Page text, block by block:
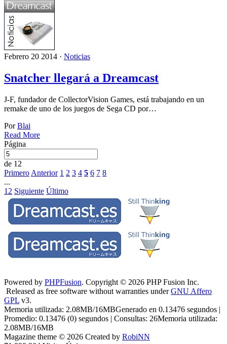
Febrero 20 2014 · Noticias
Snatcher llegará a Dreamcast
J-F, fundador de CollectorVision Games, está trabajando en un
remake de uno de los juegos de Sega CD por…
PorBlai
Read More
Página
de 12
Primero Anterior 1 2 3 4 5 6 7 8
...
12 Siguiente Último
Powered by PHPFusion. Copyright © 2026 PHP Fusion Inc.
Released as free software without warranties underGNU Affero
GPL v3.
Memoria utilizada: 2.08MB/16MBGenerado en 0.13476 segundos |
Promedio: 0.13476 (0) segundos | Consultas: 26Memoria utilizada:
2.08MB/16MB
Magazine theme © 2026 Created by RobiNN